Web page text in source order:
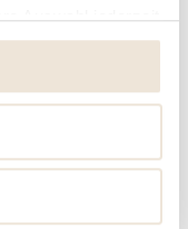
Auswahl jederzeit
etwas gegeben
waren ihnen
sie viel mehr,
den lichten